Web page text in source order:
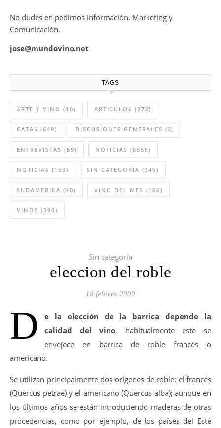
No dudes en pedirnos información. Marketing y
Comunicación.
jose@mundovino.net
TAGS
ARTE Y VINO (10) ARTICULOS (878)
CATAS (649) DISCUSIONES GENERALES (2)
ENTREVISTAS (59) NOTICIAS (8855)
NOTICIAS (150) SIN CATEGORÍA (346)
SUDAMERICA (40) VINO DEL MES (166)
VINOS (390)
Sin categoría
eleccion del roble
18 febrero 2009
D
e la elección de la barrica depende la
calidad del vino, habitualmente este se
envejece en barrica de roble francés o
americano.
Se utilizan principalmente dos orígenes de roble: el francés
(Quercus petrae) y el americano (Quercus alba); aunque en
los últimos años se están introduciendo maderas de otras
procedencias, como por ejemplo, de los países del Este